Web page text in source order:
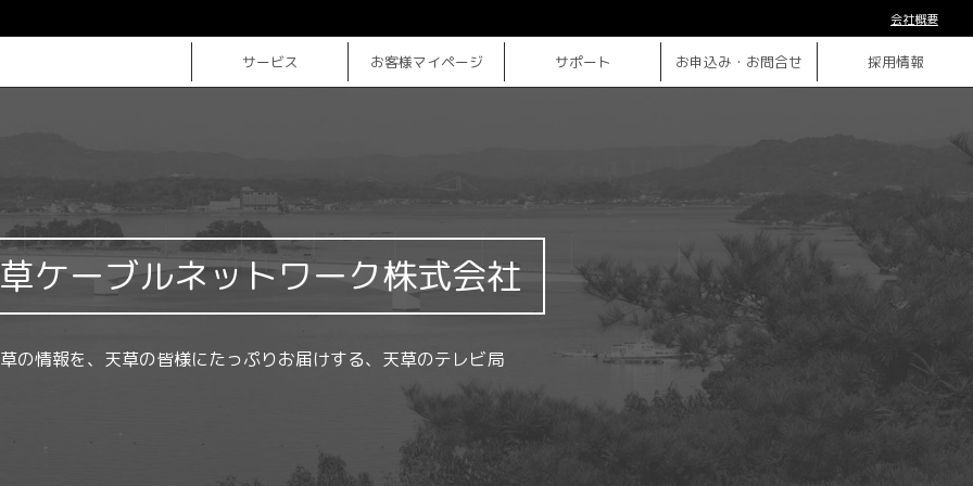
会社概要
サービス お客様マイページ サポート お申込み・お問合せ 採用情報
ケーブルネットワーク株式会社
の情報を、天草の皆様にたっぷりお届けする、天草のテレビ局